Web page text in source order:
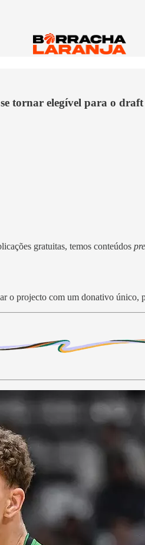
tornar elegível para o
gratuitas, temos conteúdos
o projecto com um donativo único,